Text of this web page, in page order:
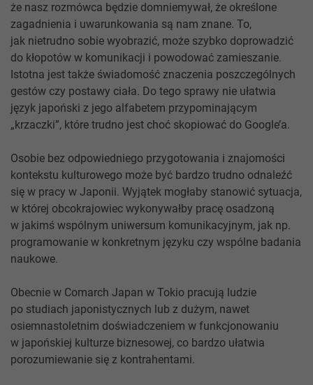
że nasz rozmówca będzie domniemywał, że określone
zagadnienia i uwarunkowania są nam znane. To,
jak nietrudno sobie wyobrazić, może szybko doprowadzić
do kłopotów w komunikacji i powodować zamieszanie.
Istotna jest także świadomość znaczenia poszczególnych
gestów czy postawy ciała. Do tego sprawy nie ułatwia
język japoński z jego alfabetem przypominającym
„krzaczki”, które trudno jest choć skopiować do Google’a.
Osobie bez odpowiedniego przygotowania i znajomości
kontekstu kulturowego może być bardzo trudno odnaleźć
się w pracy w Japonii. Wyjątek mogłaby stanowić sytuacja,
w której obcokrajowiec wykonywałby pracę osadzoną
w jakimś wspólnym uniwersum komunikacyjnym, jak np.
programowanie w konkretnym języku czy wspólne badania
naukowe.
Obecnie w Comarch Japan w Tokio pracują ludzie
po studiach japonistycznych lub z dużym, nawet
osiemnastoletnim doświadczeniem w funkcjonowaniu
w japońskiej kulturze biznesowej, co bardzo ułatwia
porozumiewanie się z kontrahentami.